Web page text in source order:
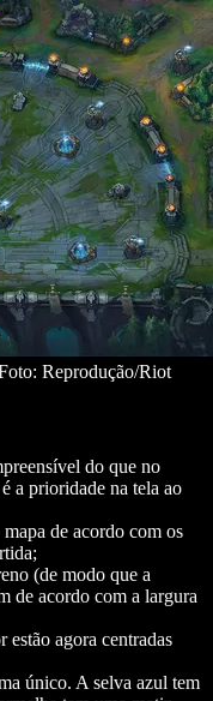
Reprodução/Riot
do que no
a prioridade na tela ao
de acordo com os
(de modo que a
de acordo com a largura
agora centradas
único. A selva azul tem